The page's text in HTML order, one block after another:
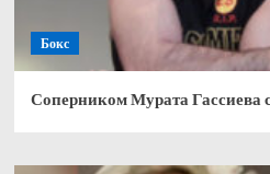
Бокс
Соперником Мурата Гассиева